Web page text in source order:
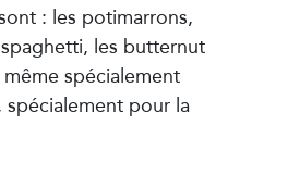
: les potimarrons,
les butternut
spécialement
spécialement pour la